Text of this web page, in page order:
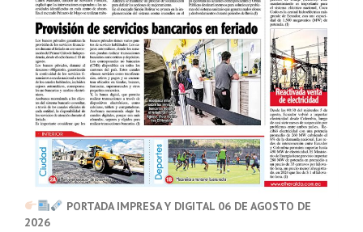
PORTADA IMPRESA Y DIGITAL 06 DE AGOSTO DE
2026